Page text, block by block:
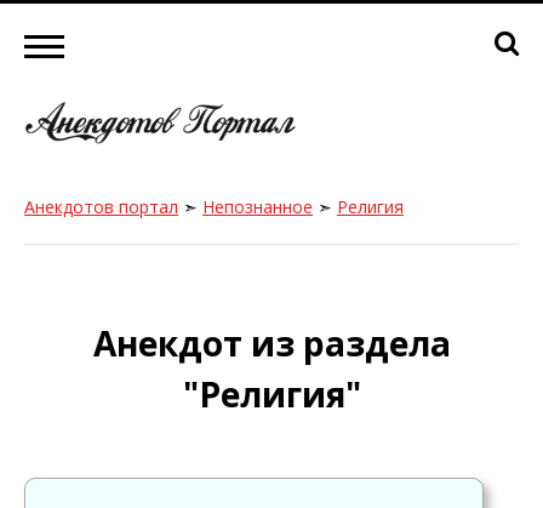
Анекдотов портал ➣ Непознанное ➣ Религия
Анекдот из раздела
"Религия"